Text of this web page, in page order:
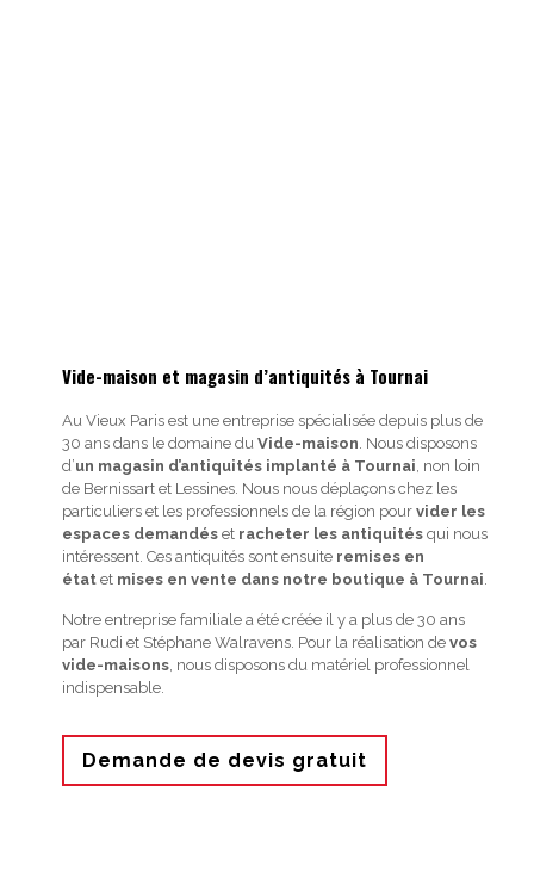
Vide-maison et magasin d’antiquités à Tournai
Au Vieux Paris est une entreprise spécialisée depuis plus de
30 ans dans le domaine du Vide-maison . Nous disposons
d’un magasin d’antiquités implanté à Tournai , non loin
de Bernissart et Lessines. Nous nous déplaçons chez les
particuliers et les professionnels de la région pour vider les
espaces demandéset racheter les antiquitésqui nous
intéressent. Ces antiquités sont ensuite remises en
étatet mises en vente dans notre boutique à Tournai
Notre entreprise familiale a été créée il y a plus de 30 ans
par Rudi et Stéphane Walravens. Pour la réalisation de vos
vide-maisons, nous disposons du matériel professionnel
indispensable.
Demande de devis gratuit